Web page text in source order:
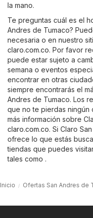
la mano.
Te preguntas cuál es el
Andres de Tumaco?
necesaria o en nuestro
claro.com.co. Por favor
puede estar sujeto a
semana o eventos
encontrar en otras
siempre encontrarás el
Andres de Tumaco. Los
que no te pierdas ningún
más información sobre
claro.com.co. Si Claro
ofrece lo que estás
tiendas que puedes
tales como .
Inicio Ofertas San Andres de